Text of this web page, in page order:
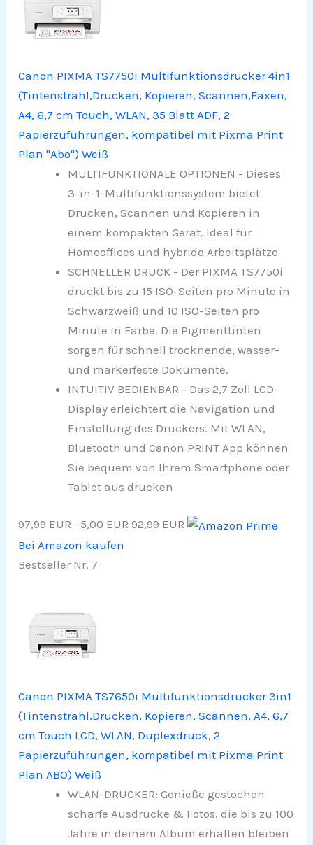
Canon PIXMA TS7750i Multifunktionsdrucker 4in1
(Tintenstrahl,Drucken, Kopieren, Scannen,Faxen,
A4, 6,7 cm Touch, WLAN, 35 Blatt ADF, 2
Papierzuführungen, kompatibel mit Pixma Print
Plan "Abo") Weiß
MULTIFUNKTIONALE OPTIONEN - Dieses
3-in-1-Multifunktionssystem bietet
Drucken, Scannen und Kopieren in
einem kompakten Gerät. Ideal für
Homeoffices und hybride Arbeitsplätze
SCHNELLER DRUCK - Der PIXMA TS7750i
druckt bis zu 15 ISO-Seiten pro Minute in
Schwarzweiß und 10 ISO-Seiten pro
Minute in Farbe. Die Pigmenttinten
sorgen für schnell trocknende, wasser-
und markerfeste Dokumente.
INTUITIV BEDIENBAR - Das 2,7 Zoll LCD-
Display erleichtert die Navigation und
Einstellung des Druckers. Mit WLAN,
Bluetooth und Canon PRINT App können
Sie bequem von Ihrem Smartphone oder
Tablet aus drucken​
97,99 EUR −5,00 EUR 92,99 EUR
Bei Amazon kaufen
Bestseller Nr. 7
Canon PIXMA TS7650i Multifunktionsdrucker 3in1
(Tintenstrahl,Drucken, Kopieren, Scannen, A4, 6,7
cm Touch LCD, WLAN, Duplexdruck, 2
Papierzuführungen, kompatibel mit Pixma Print
Plan ABO) Weiß
WLAN-DRUCKER: Genieße gestochen
scharfe Ausdrucke & Fotos, die bis zu 100
Jahre in deinem Album erhalten bleiben